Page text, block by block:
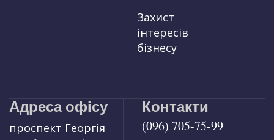
Захист
інтересів
бізнесу
Адреса офісу
проспект Георгія
Контакти
(096) 705-75-99